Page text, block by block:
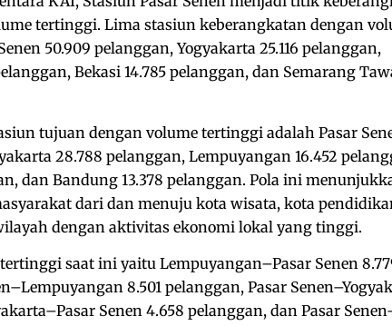
tertinggi. Lima stasiun keberangkatan dengan
50.909 pelanggan, Yogyakarta 25.116 pelanggan,
Bekasi 14.785 pelanggan, dan Semarang
tujuan dengan volume tertinggi adalah Pasar
28.788 pelanggan, Lempuyangan 16.452
dan Bandung 13.378 pelanggan. Pola ini
dari dan menuju kota wisata, kota
dengan aktivitas ekonomi lokal yang tinggi.
saat ini yaitu Lempuyangan–Pasar Senen
8.501 pelanggan, Pasar
Senen 4.658 pelanggan, dan Pasar